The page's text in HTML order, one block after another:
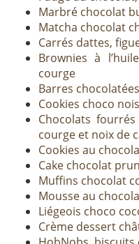
Marbré chocolat
Matcha chocolat
Carrés dattes,
Brownies à
courge
Barres
Cookies choco
Chocolats
courge et noix de
Cookies au
Cake chocolat
Muffins chocolat
Mousse au
Liégeois choco
Crème dessert